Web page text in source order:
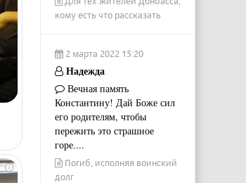
i
кому есть что рассказать
2 марта 2022 15:20
Надежда
Вечная память
Константину! Дай Боже сил
его родителям, чтобы
пережить это страшное
горе....
Погиб, исполняя воинский
долг